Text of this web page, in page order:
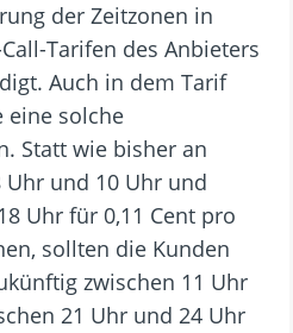
der Zeitzonen in
Tarifen des Anbieters
Auch in dem Tarif
eine solche
Statt wie bisher an
Uhr und 10 Uhr und
Uhr für 0,11 Cent pro
sollten die Kunden
zwischen 11 Uhr
21 Uhr und 24 Uhr